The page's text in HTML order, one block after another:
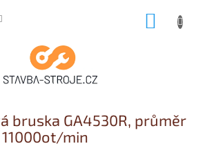
bruska GA4530R, průměr
11000ot/min